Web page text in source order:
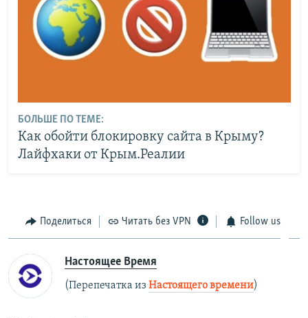
БОЛЬШЕ ПО ТЕМЕ:
Как обойти блокировку сайта в Крыму?
Лайфхаки от Крым.Реалии
Поделиться Читать без VPN Follow us
Настоящее Время
(Перепечатка из Настоящего времени)